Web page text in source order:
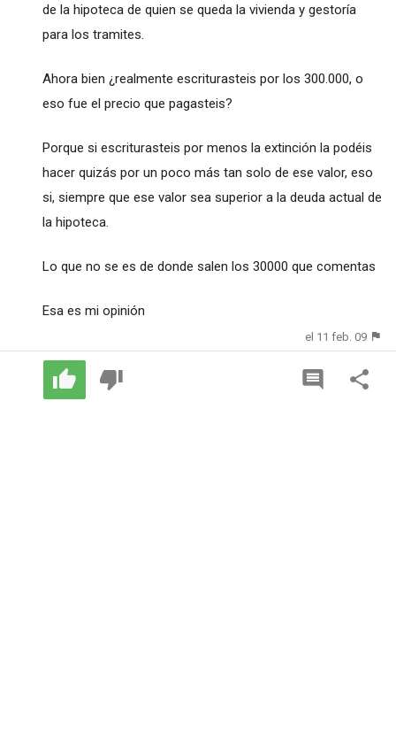
de la hipoteca de quien se queda la vivienda y gestoría
para los tramites.
Ahora bien ¿realmente escriturasteis por los 300.000, o
eso fue el precio que pagasteis?
Porque si escriturasteis por menos la extinción la podéis
hacer quizás por un poco más tan solo de ese valor, eso
si, siempre que ese valor sea superior a la deuda actual de
la hipoteca.
Lo que no se es de donde salen los 30000 que comentas
Esa es mi opinión
el 11 feb. 09